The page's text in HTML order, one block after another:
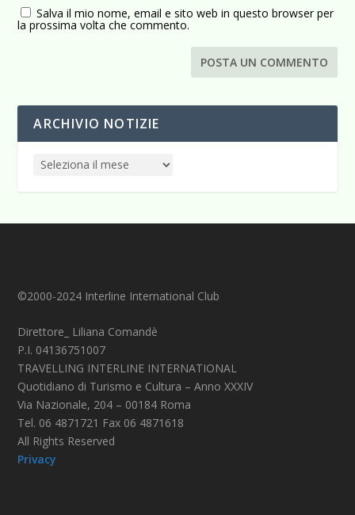
Salva il mio nome, email e sito web in questo browser per
la prossima volta che commento.
ARCHIVIO NOTIZIE
©2000-2024 Interline International Club
Direttore_ Liliana Comandè
P.I. 04136751007
TRAVELLING INTERLINE INTERNATIONAL
Quotidiano di Turismo e Cultura – Anno XXXIV
Via Nazionale, 204 – 00184 Roma
Tel. 06 4871721 Fax 06 4871618
All Rights Reserved
Privacy